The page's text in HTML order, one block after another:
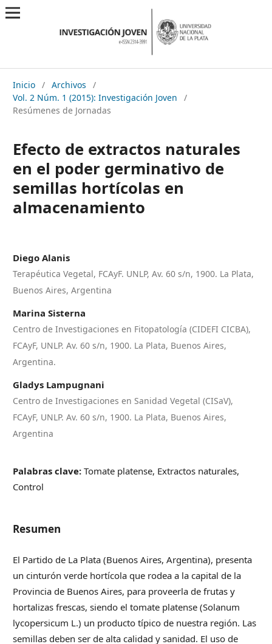
Inicio / Archivos
/
Vol. 2 Núm. 1 (2015): Investigación Joven
/
Resúmenes de Jornadas
Efecto de extractos naturales
en el poder germinativo de
semillas hortícolas en
almacenamiento
Diego Alanis
Terapéutica Vegetal, FCAyF. UNLP, Av. 60 s/n, 1900. La Plata,
Buenos Aires, Argentina
Marina Sisterna
Centro de Investigaciones en Fitopatología (CIDEFI CICBA),
FCAyF, UNLP. Av. 60 s/n, 1900. La Plata, Buenos Aires,
Argentina.
Gladys Lampugnani
Centro de Investigaciones en Sanidad Vegetal (CISaV),
FCAyF, UNLP. Av. 60 s/n, 1900. La Plata, Buenos Aires,
Argentina
Palabras clave:Tomate platense, Extractos naturales,
Control
Resumen
El Partido de La Plata (Buenos Aires, Argentina), presenta
un cinturón verde hortícola que rodea a la capital de la
Provincia de Buenos Aires, para proveerla de frutas y
hortalizas frescas, siendo el tomate platense (Solanum
lycopersicum L.) un producto típico de nuestra región. Las
semillas deben ser de alta calidad y sanidad. El uso de